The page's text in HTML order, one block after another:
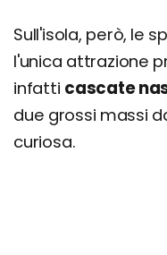
Sull'isola, però, le
l'unica attrazione
infatti cascate
due grossi massi
curiosa.